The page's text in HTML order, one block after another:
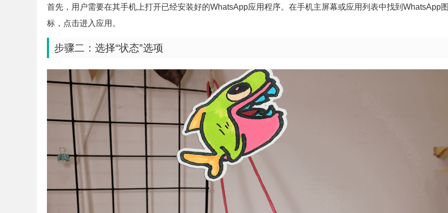
首先，用户需要在其手机上打开已经安装好的WhatsApp应用程序。在手机主屏幕或应用列表中找到WhatsApp图
标，点击进入应用。
步骤二：选择“状态”选项